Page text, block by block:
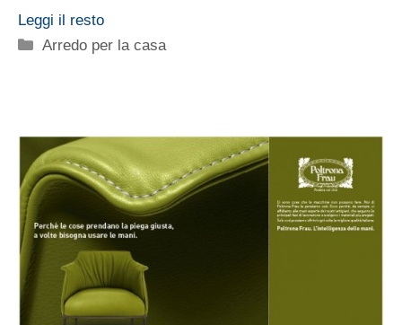
Leggi il resto
Categorie
Arredo per la casa